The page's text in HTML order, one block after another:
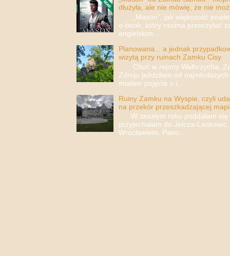
dłużyła, ale nie mówię, że nie
„Mason”, jak większość
e-book, który można przeczytać
angielskim....
Planowana... a jednak
wizytą przy ruinach Zamku Cisy
Choć w rejony Wałbrzycha,
Zdroju jeździłam od
miałam pojęcia o i...
Ruiny Zamku na Wyspie, czyli
na przekór przeszkadzającej
W zeszłym roku poddałam się
przyjechałam do Jelcza-
Wrocławiem. Pano...